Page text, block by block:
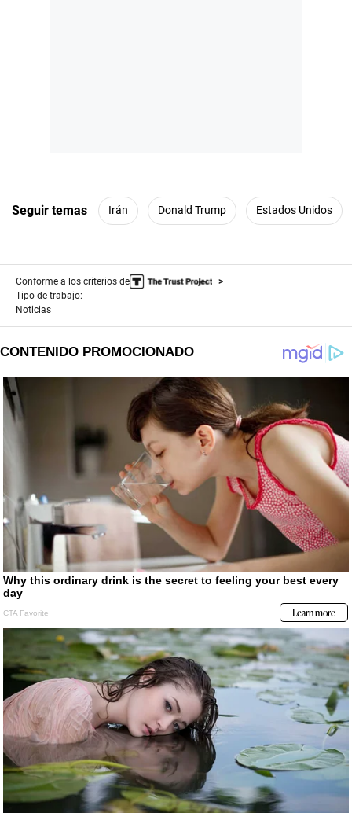
Seguir temas Irán Donald Trump Estados Unidos
Conforme a los criterios de
Tipo de trabajo:
Noticias